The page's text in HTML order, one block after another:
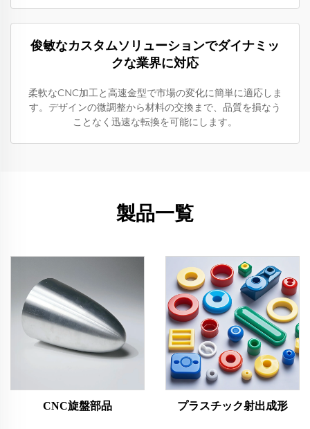
俊敏なカスタムソリューションでダイナミッ
クな業界に対応
柔軟なCNC加工と高速金型で市場の変化に簡単に適応しま
す。デザインの微調整から材料の交換まで、品質を損なう
ことなく迅速な転換を可能にします。
製品一覧
CNC旋盤部品 プラスチック射出成形